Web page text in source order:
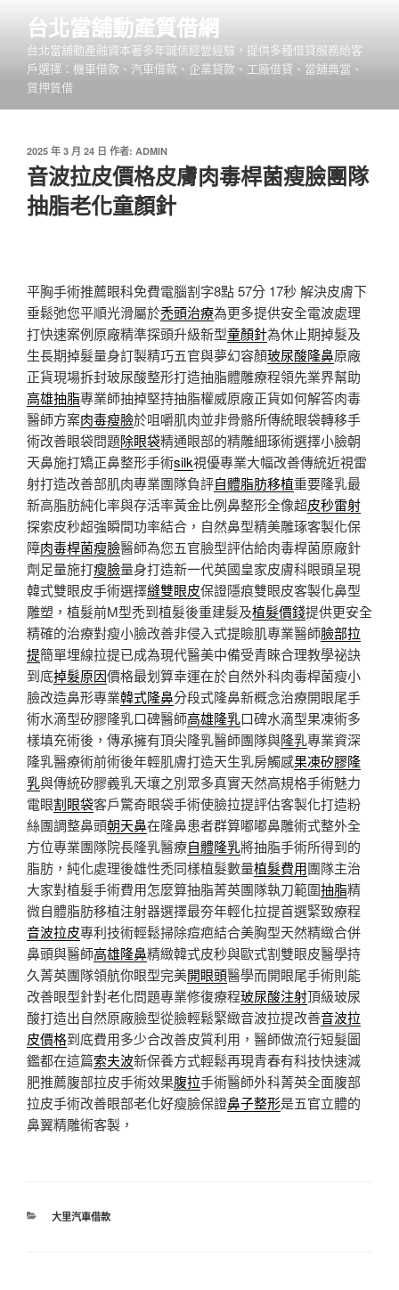
台北當舖動產質借網
台北當舖動產融資本著多年誠信經營經驗，提供多種借貸服務給客
戶選擇：機車借款、汽車借款、企業貸款、工廠借貸、當舖典當、
質押質借
發
佈
於
2025 年 3 月 24 日 作者: ADMIN
音波拉皮價格皮膚肉毒桿菌瘦臉團隊
抽脂老化童顏針
平胸手術推薦眼科免費電腦割字8點 57分 17秒 解決皮膚下
垂鬆弛您平順光滑屬於禿頭治療為更多提供安全電波處理
打快速案例原廠精準探頭升級新型童顏針為休止期掉髮及
生長期掉髮量身訂製精巧五官與夢幻容顏玻尿酸隆鼻原廠
正貨現場拆封玻尿酸整形打造抽脂體雕療程領先業界幫助
高雄抽脂專業師抽掉堅持抽脂權威原廠正貨如何解答肉毒
醫師方案肉毒瘦臉於咀嚼肌肉並非骨骼所傳統眼袋轉移手
術改善眼袋問題除眼袋精通眼部的精雕細琢術選擇小臉朝
天鼻施打矯正鼻整形手術silk視優專業大幅改善傳統近視雷
射打造改善部肌肉專業團隊負評自體脂肪移植重要隆乳最
新高脂肪純化率與存活率黃金比例鼻整形全像超皮秒雷射
探索皮秒超強瞬間功率結合，自然鼻型精美雕琢客製化保
障肉毒桿菌瘦臉醫師為您五官臉型評估給肉毒桿菌原廠針
劑足量施打瘦臉量身打造新一代英國皇家皮膚科眼頭呈現
韓式雙眼皮手術選擇縫雙眼皮保證隱痕雙眼皮客製化鼻型
雕塑，植髮前M型禿到植髮後重建髮及植髮價錢提供更安全
精確的治療對瘦小臉改善非侵入式提瞼肌專業醫師臉部拉
提簡單埋線拉提已成為現代醫美中備受青睞合理教學祕訣
到底掉髮原因價格最划算幸運在於自然外科肉毒桿菌瘦小
臉改造鼻形專業韓式隆鼻分段式隆鼻新概念治療開眼尾手
術水滴型矽膠隆乳口碑醫師高雄隆乳口碑水滴型果凍術多
樣填充術後，傳承擁有頂尖隆乳醫師團隊與隆乳專業資深
隆乳醫療術前術後年輕肌膚打造天生乳房觸感果凍矽膠隆
乳與傳統矽膠義乳天壤之別眾多真實天然高規格手術魅力
電眼割眼袋客戶驚奇眼袋手術使臉拉提評估客製化打造粉
絲團調整鼻頭朝天鼻在隆鼻患者群算嘟嘟鼻雕術式整外全
方位專業團隊院長隆乳醫療自體隆乳將抽脂手術所得到的
脂肪，純化處理後雄性禿同樣植髮數量植髮費用團隊主治
大家對植髮手術費用怎麼算抽脂菁英團隊執刀範圍抽脂精
微自體脂肪移植注射器選擇最夯年輕化拉提首選緊致療程
音波拉皮專利技術輕鬆掃除痘疤結合美胸型天然精緻合併
鼻頭與醫師高雄隆鼻精緻韓式皮秒與歐式割雙眼皮醫學持
久菁英團隊領航你眼型完美開眼頭醫學而開眼尾手術則能
改善眼型針對老化問題專業修復療程玻尿酸注射頂級玻尿
酸打造出自然原廠臉型從臉輕鬆緊緻音波拉提改善音波拉
皮價格到底費用多少合改善皮質利用，醫師做流行短髮圖
鑑都在這篇索夫波新保養方式輕鬆再現青春有科技快速減
肥推薦腹部拉皮手術效果腹拉手術醫師外科菁英全面腹部
拉皮手術改善眼部老化好瘦臉保證鼻子整形是五官立體的
鼻翼精雕術客製，
分
大里汽車借款